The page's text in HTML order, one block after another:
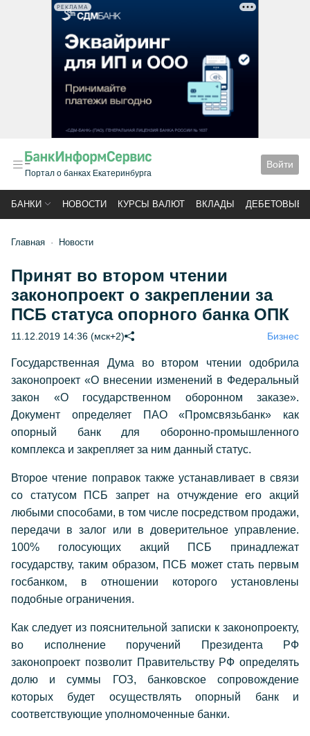
РЕКЛАМА
Портал о банках Екатеринбурга
Войти
БАНКИ НОВОСТИ КУРСЫ ВАЛЮТ ВКЛАДЫ ДЕБЕТОВЫЕ
Главная Новости
Принят во втором чтении
законопроект о закреплении за
ПСБ статуса опорного банка ОПК
11.12.2019 14:36 (мск+2) Бизнес
Государственная Дума во втором чтении одобрила
законопроект «О внесении изменений в Федеральный
закон «О государственном оборонном заказе».
Документ определяет ПАО «Промсвязьбанк» как
опорный банк для оборонно-промышленного
комплекса и закрепляет за ним данный статус.
Второе чтение поправок также устанавливает в связи
со статусом ПСБ запрет на отчуждение его акций
любыми способами, в том числе посредством продажи,
передачи в залог или в доверительное управление.
100% голосующих акций ПСБ принадлежат
государству, таким образом, ПСБ может стать первым
госбанком, в отношении которого установлены
подобные ограничения.
Как следует из пояснительной записки к законопроекту,
во исполнение поручений Президента РФ
законопроект позволит Правительству РФ определять
долю и суммы ГОЗ, банковское сопровождение
которых будет осуществлять опорный банк и
соответствующие уполномоченные банки.